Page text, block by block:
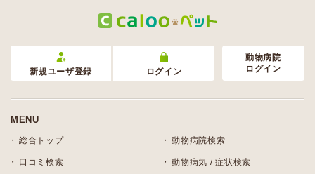
新規ユーザ登録 ログイン
動物病院
ログイン
MENU
総合トップ 動物病院検索
口コミ検索 動物病気 / 症状検索